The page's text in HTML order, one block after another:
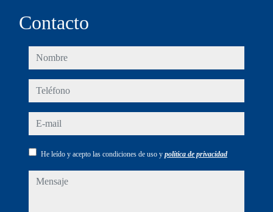
Contacto
nombre
teléfono
e-mail
He leído y acepto las condiciones de uso y política de privacidad
mensaje